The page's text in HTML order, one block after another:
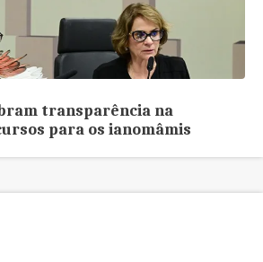
transparência na
para os ianomâmis